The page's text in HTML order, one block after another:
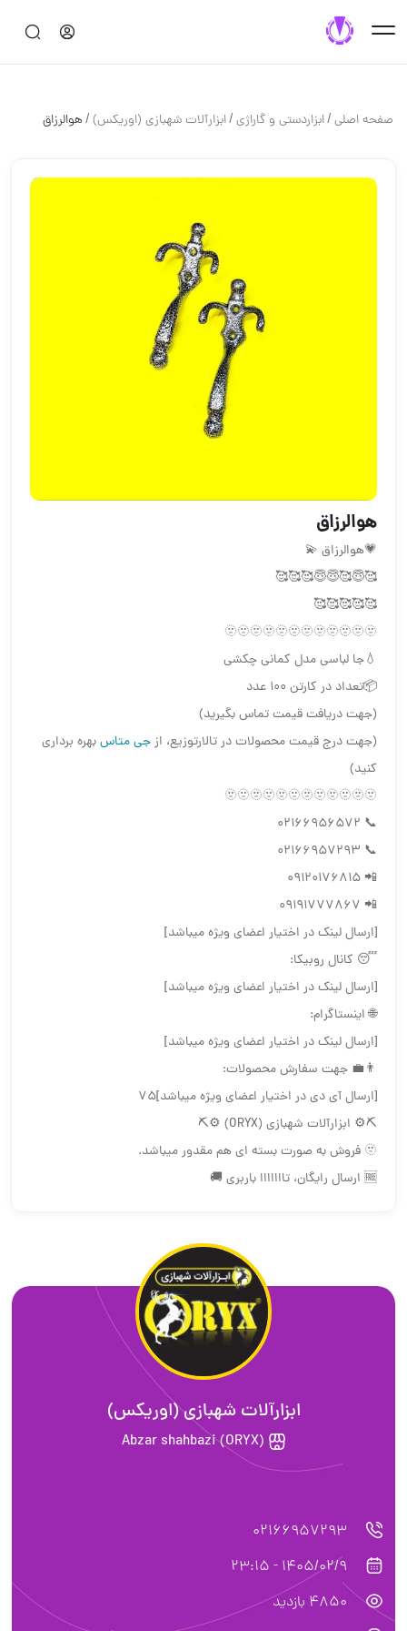
صفحه اصلی/ابزاردستی و گاراژی/ابزارآلات شهبازی (اوریکس)/هوالرزاق
هوالرزاق
💗هوالرزاق 💫
🥰😇🥰😇😇🥰🥰🥰
🥰🥰🥰🥰🥰
🫥🫥🫥🫥🫥🫥🫥🫥🫥🫥🫥🫥
💧جا لباسی مدل کمانی چکشی
📦تعداد در کارتن ۱۰۰ عدد
(جهت دریافت قیمت تماس بگیرید)
(جهت درج قیمت محصولات در تالارتوزیع، ازجی متاسبهره برداری
کنید)
🫥🫥🫥🫥🫥🫥🫥🫥🫥🫥🫥🫥
📞 02166956572
📞 02166957293
📲 09120176815
📲 09191777867
[ارسال لینک در اختیار اعضای ویژه میباشد]
😴 کانال روبیکا:
[ارسال لینک در اختیار اعضای ویژه میباشد]
🌐 اینستاگرام:
[ارسال لینک در اختیار اعضای ویژه میباشد]
👨‍💼 جهت سفارش محصولات:
[ارسال آی دی در اختیار اعضای ویژه میباشد]75
⛏⚙️ ابزارآلات شهبازی (ORYX) ⚙️⛏
🫥 فروش به صورت بسته ای هم مقدور ميباشد.
🆓 ارسال رایگان، تااااااا باربری 🚚
ابزارآلات شهبازی (اوریکس)
Abzar shahbazi (ORYX)
02166957293
1405/02/9 - 23:15
4850 بازدید